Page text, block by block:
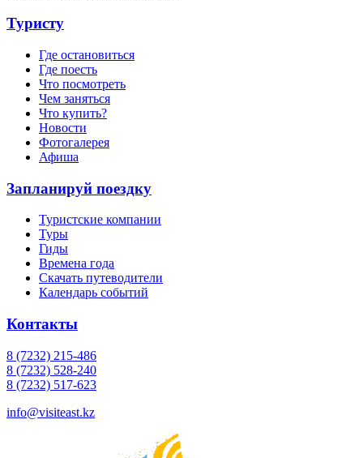
Туристу
Где остановиться
Где поесть
Что посмотреть
Чем заняться
Что купить?
Новости
Фотогалерея
Афиша
Запланируй поездку
Туристские компании
Туры
Гиды
Времена года
Скачать путеводители
Календарь событий
Контакты
8 (7232) 215-486
8 (7232) 528-240
8 (7232) 517-623
info@visiteast.kz